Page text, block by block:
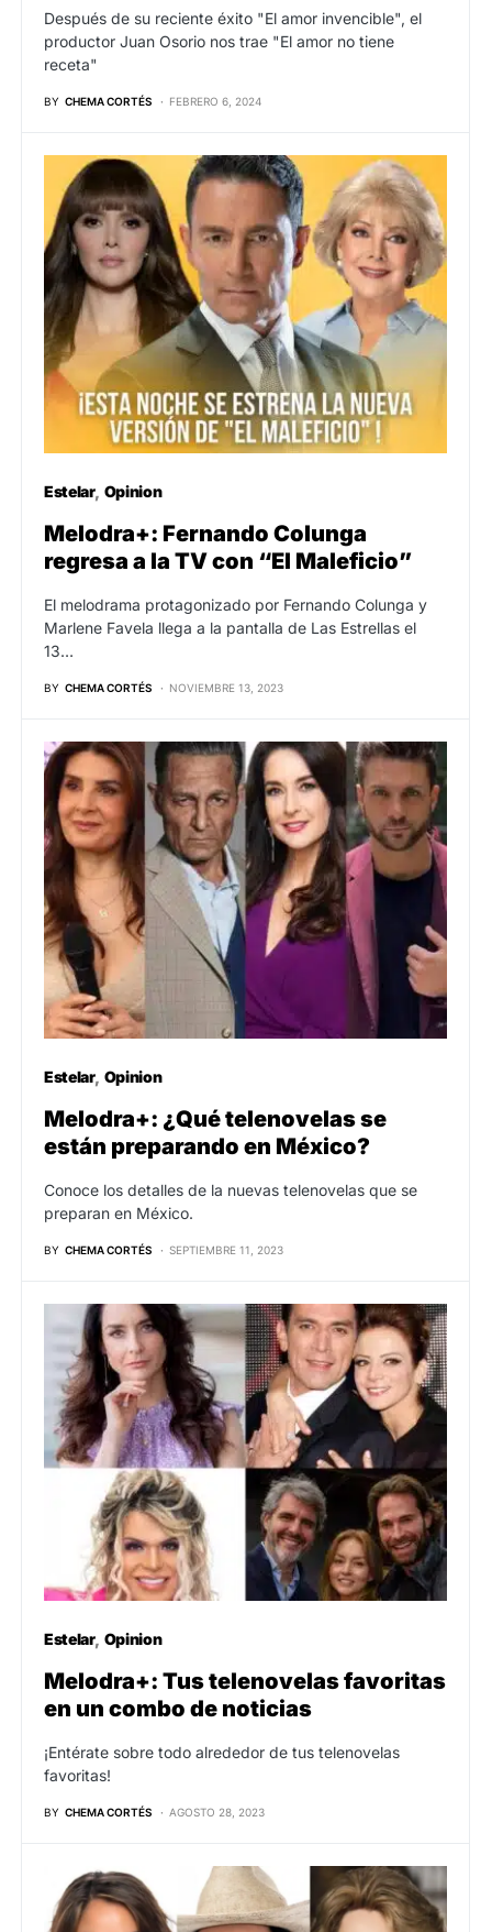
Después de su reciente éxito "El amor invencible", el
productor Juan Osorio nos trae "El amor no tiene
receta"
BY CHEMA CORTÉS FEBRERO 6, 2024
Estelar Opinion
Melodra+: Fernando Colunga
regresa a la TV con “El Maleficio”
El melodrama protagonizado por Fernando Colunga y
Marlene Favela llega a la pantalla de Las Estrellas el
13…
BY CHEMA CORTÉS NOVIEMBRE 13, 2023
Estelar Opinion
Melodra+: ¿Qué telenovelas se
están preparando en México?
Conoce los detalles de la nuevas telenovelas que se
preparan en México.
BY CHEMA CORTÉS SEPTIEMBRE 11, 2023
Estelar Opinion
Melodra+: Tus telenovelas favoritas
en un combo de noticias
¡Entérate sobre todo alrededor de tus telenovelas
favoritas!
BY CHEMA CORTÉS AGOSTO 28, 2023